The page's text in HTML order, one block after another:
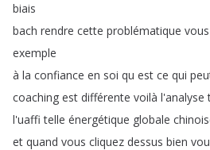
biais
bach rendre cette problématique vous
exemple
à la confiance en soi qu est ce qui
coaching est différente voilà l'analyse
l'uaffi telle énergétique globale
et quand vous cliquez dessus bien